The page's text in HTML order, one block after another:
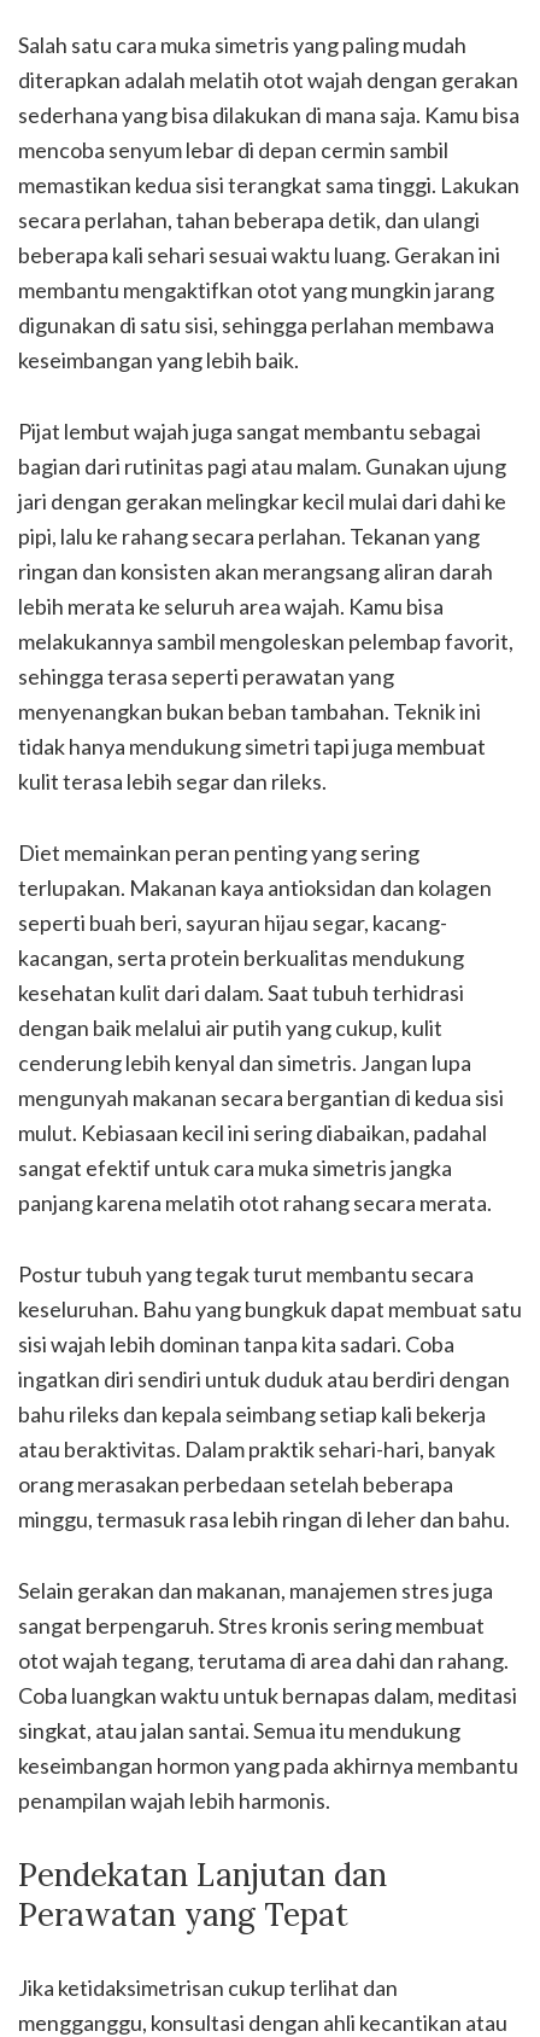
Salah satu cara muka simetris yang paling mudah
diterapkan adalah melatih otot wajah dengan gerakan
sederhana yang bisa dilakukan di mana saja. Kamu bisa
mencoba senyum lebar di depan cermin sambil
memastikan kedua sisi terangkat sama tinggi. Lakukan
secara perlahan, tahan beberapa detik, dan ulangi
beberapa kali sehari sesuai waktu luang. Gerakan ini
membantu mengaktifkan otot yang mungkin jarang
digunakan di satu sisi, sehingga perlahan membawa
keseimbangan yang lebih baik.
Pijat lembut wajah juga sangat membantu sebagai
bagian dari rutinitas pagi atau malam. Gunakan ujung
jari dengan gerakan melingkar kecil mulai dari dahi ke
pipi, lalu ke rahang secara perlahan. Tekanan yang
ringan dan konsisten akan merangsang aliran darah
lebih merata ke seluruh area wajah. Kamu bisa
melakukannya sambil mengoleskan pelembap favorit,
sehingga terasa seperti perawatan yang
menyenangkan bukan beban tambahan. Teknik ini
tidak hanya mendukung simetri tapi juga membuat
kulit terasa lebih segar dan rileks.
Diet memainkan peran penting yang sering
terlupakan. Makanan kaya antioksidan dan kolagen
seperti buah beri, sayuran hijau segar, kacang-
kacangan, serta protein berkualitas mendukung
kesehatan kulit dari dalam. Saat tubuh terhidrasi
dengan baik melalui air putih yang cukup, kulit
cenderung lebih kenyal dan simetris. Jangan lupa
mengunyah makanan secara bergantian di kedua sisi
mulut. Kebiasaan kecil ini sering diabaikan, padahal
sangat efektif untuk cara muka simetris jangka
panjang karena melatih otot rahang secara merata.
Postur tubuh yang tegak turut membantu secara
keseluruhan. Bahu yang bungkuk dapat membuat satu
sisi wajah lebih dominan tanpa kita sadari. Coba
ingatkan diri sendiri untuk duduk atau berdiri dengan
bahu rileks dan kepala seimbang setiap kali bekerja
atau beraktivitas. Dalam praktik sehari-hari, banyak
orang merasakan perbedaan setelah beberapa
minggu, termasuk rasa lebih ringan di leher dan bahu.
Selain gerakan dan makanan, manajemen stres juga
sangat berpengaruh. Stres kronis sering membuat
otot wajah tegang, terutama di area dahi dan rahang.
Coba luangkan waktu untuk bernapas dalam, meditasi
singkat, atau jalan santai. Semua itu mendukung
keseimbangan hormon yang pada akhirnya membantu
penampilan wajah lebih harmonis.
Pendekatan Lanjutan dan
Perawatan yang Tepat
Jika ketidaksimetrisan cukup terlihat dan
mengganggu, konsultasi dengan ahli kecantikan atau